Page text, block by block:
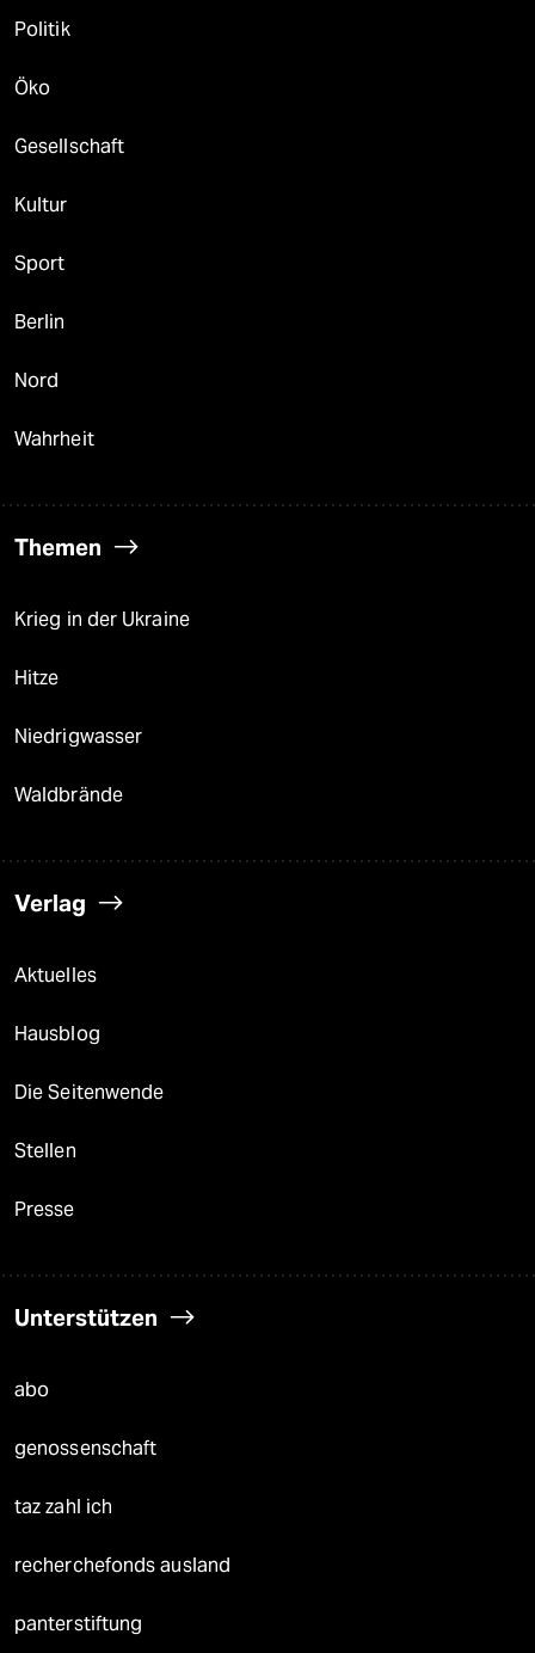
Politik
Öko
Gesellschaft
Kultur
Sport
Berlin
Nord
Wahrheit
Themen
Krieg in der Ukraine
Hitze
Niedrigwasser
Waldbrände
Verlag
Aktuelles
Hausblog
Die Seitenwende
Stellen
Presse
Unterstützen
abo
genossenschaft
taz zahl ich
recherchefonds ausland
panterstiftung